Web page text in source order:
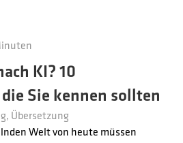
KI? 10
Sie kennen sollten
Übersetzung
Welt von heute müssen